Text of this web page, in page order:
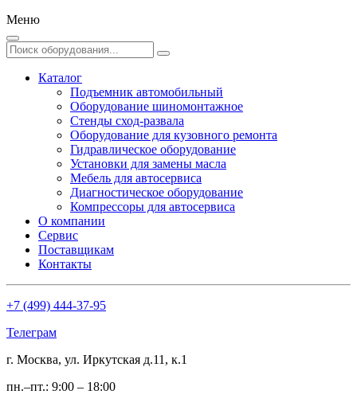
Меню
Каталог
Подъемник автомобильный
Оборудование шиномонтажное
Стенды сход-развала
Оборудование для кузовного ремонта
Гидравлическое оборудование
Установки для замены масла
Мебель для автосервиса
Диагностическое оборудование
Компрессоры для автосервиса
О компании
Сервис
Поставщикам
Контакты
+7 (499) 444-37-95
Телеграм
г. Москва, ул. Иркутская д.11, к.1
пн.–пт.: 9:00 – 18:00